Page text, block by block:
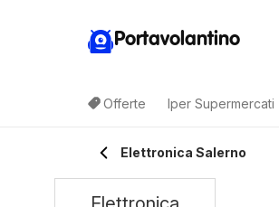
Portavolantino
Offerte Iper Supermercati
Elettronica Salerno